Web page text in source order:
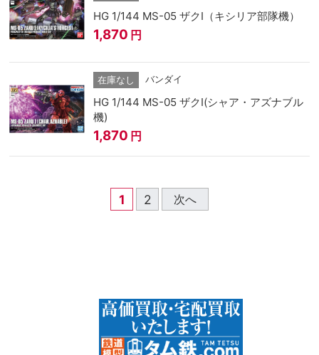
HG 1/144 MS-05 ザクI（キシリア部隊機）
1,870 円
在庫なし バンダイ
HG 1/144 MS-05 ザクⅠ(シャア・アズナブル
機)
1,870 円
1 2 次へ